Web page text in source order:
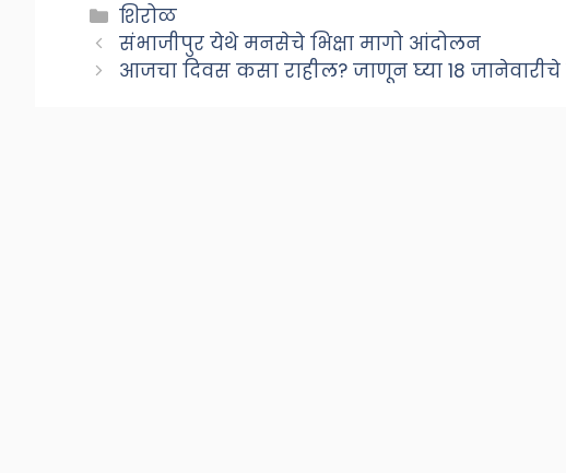
Categories
शिरोळ
संभाजीपुर येथे मनसेचे भिक्षा मागो आंदोलन
आजचा दिवस कसा राहील? जाणून घ्या 18 जानेवारीचे